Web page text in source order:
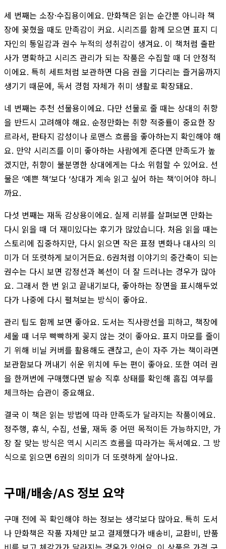
세 번째는 소장·수집용이에요. 만화책은 읽는 순간뿐 아니라 책
장에 꽂혔을 때도 만족감이 커요. 시리즈를 함께 모으면 표지 디
자인의 통일감과 권수 누적의 성취감이 생겨요. 이 책처럼 출판
사가 명확하고 시리즈 관리가 되는 작품은 수집할 때 더 안정적
이에요. 특히 세트처럼 보관하면 다음 권을 기다리는 즐거움까지
생기기 때문에, 독서 경험 자체가 취미 생활로 확장돼요.
네 번째는 추천 선물용이에요. 다만 선물로 줄 때는 상대의 취향
을 반드시 고려해야 해요. 순정만화는 취향 적중률이 중요한 장
르라서, 판타지 감성이나 로맨스 흐름을 좋아하는지 확인해야 해
요. 만약 시리즈를 이미 좋아하는 사람에게 준다면 만족도가 높
겠지만, 취향이 불분명한 상대에게는 다소 위험할 수 있어요. 선
물은 ‘예쁜 책’보다 ‘상대가 계속 읽고 싶어 하는 책’이어야 하니
까요.
다섯 번째는 재독 감상용이에요. 실제 리뷰를 살펴보면 만화는
다시 읽을 때 더 재미있다는 후기가 많았습니다. 처음 읽을 때는
스토리에 집중하지만, 다시 읽으면 작은 표정 변화나 대사의 의
미가 더 또렷하게 보이거든요. 6권처럼 이야기의 중간축이 되는
권수는 다시 보면 감정선과 복선이 더 잘 드러나는 경우가 많아
요. 그래서 한 번 읽고 끝내기보다, 좋아하는 장면을 표시해두었
다가 나중에 다시 펼쳐보는 방식이 좋아요.
관리 팁도 함께 보면 좋아요. 도서는 직사광선을 피하고, 책장에
세울 때 너무 빡빡하게 꽂지 않는 것이 좋아요. 표지 마모를 줄이
기 위해 비닐 커버를 활용해도 괜찮고, 손이 자주 가는 책이라면
보관함보다 꺼내기 쉬운 위치에 두는 편이 좋아요. 또한 여러 권
을 한꺼번에 구매했다면 발송 직후 상태를 확인해 흠집 여부를
체크하는 습관이 중요해요.
결국 이 책은 읽는 방법에 따라 만족도가 달라지는 작품이에요.
정주행, 휴식, 수집, 선물, 재독 중 어떤 목적이든 가능하지만, 가
장 잘 맞는 방식은 역시 시리즈 흐름을 따라가는 독서예요. 그 방
식으로 읽으면 6권의 의미가 더 또렷하게 살아나요.
구매/배송/AS 정보 요약
구매 전에 꼭 확인해야 하는 정보는 생각보다 많아요. 특히 도서
나 만화책은 작품 자체만 보고 결제했다가 배송비, 교환비, 반품